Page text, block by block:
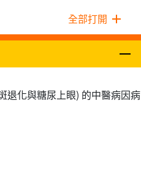
全部打開
退化與糖尿上眼) 的中醫病因病